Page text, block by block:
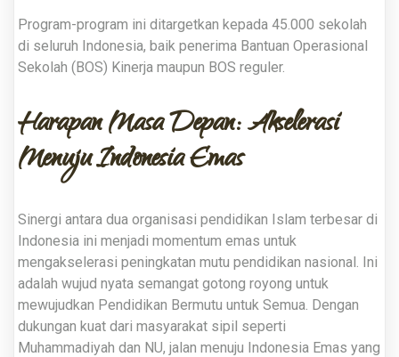
Program-program ini ditargetkan kepada 45.000 sekolah
di seluruh Indonesia, baik penerima Bantuan Operasional
Sekolah (BOS) Kinerja maupun BOS reguler.
Harapan Masa Depan: Akselerasi
Menuju Indonesia Emas
Sinergi antara dua organisasi pendidikan Islam terbesar di
Indonesia ini menjadi momentum emas untuk
mengakselerasi peningkatan mutu pendidikan nasional. Ini
adalah wujud nyata semangat gotong royong untuk
mewujudkan Pendidikan Bermutu untuk Semua . Dengan
dukungan kuat dari masyarakat sipil seperti
Muhammadiyah dan NU, jalan menuju Indonesia Emas yang